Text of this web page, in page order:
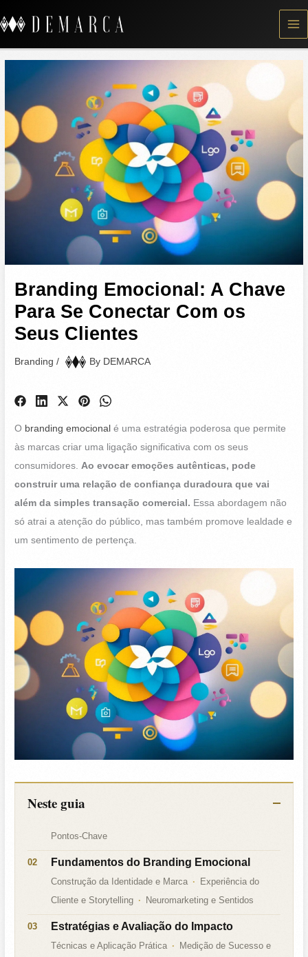
to
content
Branding Emocional: A Chave
Para Se Conectar Com os
Seus Clientes
Branding / By DEMARCA
O branding emocional é uma estratégia poderosa que permite
às marcas criar uma ligação significativa com os seus
consumidores. Ao evocar emoções autênticas, pode
construir uma relação de confiança duradoura que vai
além da simples transação comercial. Essa abordagem não
só atrai a atenção do público, mas também promove lealdade e
um sentimento de pertença.
Neste guia
Pontos-Chave
Fundamentos do Branding Emocional
Construção da Identidade e Marca
Experiência do
Cliente e Storytelling
Neuromarketing e Sentidos
Estratégias e Avaliação do Impacto
Técnicas e Aplicação Prática
Medição de Sucesso e